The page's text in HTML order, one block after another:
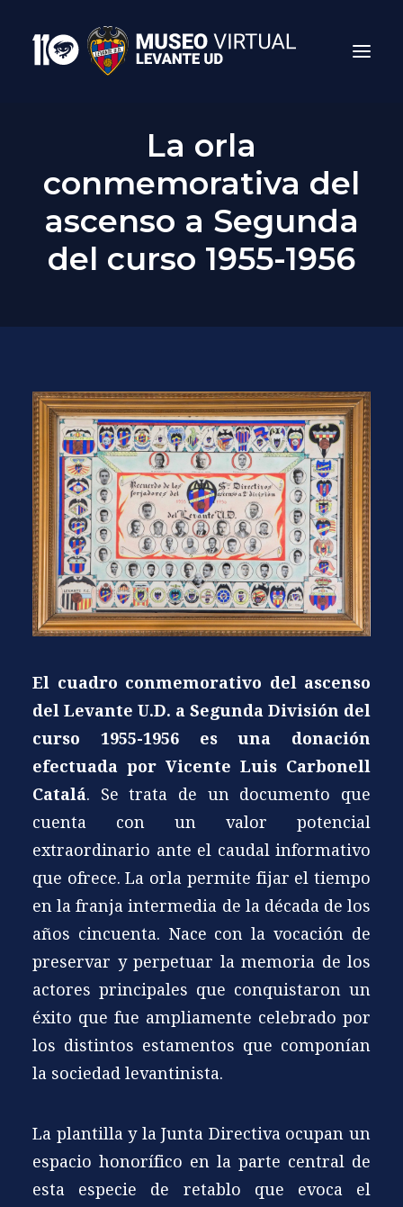
Search
La orla
conmemorativa del
ascenso a Segunda
del curso 1955-1956
El cuadro conmemorativo del ascenso
del Levante U.D. a Segunda División del
curso 1955-1956 es una donación
efectuada por Vicente Luis Carbonell
Catalá. Se trata de un documento que
cuenta con un valor potencial
extraordinario ante el caudal informativo
que ofrece. La orla permite fijar el tiempo
en la franja intermedia de la década de los
años cincuenta. Nace con la vocación de
preservar y perpetuar la memoria de los
actores principales que conquistaron un
éxito que fue ampliamente celebrado por
los distintos estamentos que componían
la sociedad levantinista.
La plantilla y la Junta Directiva ocupan un
espacio honorífico en la parte central de
esta especie de retablo que evoca el